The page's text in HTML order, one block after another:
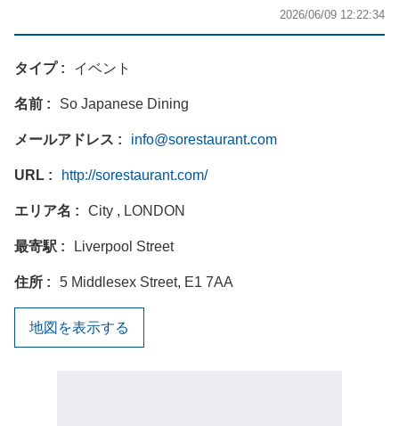
2026/06/09 12:22:34
タイプ イベント
名前 So Japanese Dining
メールアドレス info@sorestaurant.com
URL http://sorestaurant.com/
エリア名 City , LONDON
最寄駅 Liverpool Street
住所 5 Middlesex Street, E1 7AA
地図を表示する